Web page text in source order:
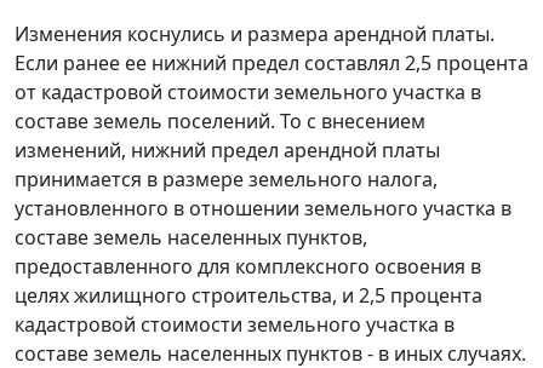
Изменения коснулись и размера арендной платы.
Если ранее ее нижний предел составлял 2,5 процента
от кадастровой стоимости земельного участка в
составе земель поселений. То с внесением
изменений, нижний предел арендной платы
принимается в размере земельного налога,
установленного в отношении земельного участка в
составе земель населенных пунктов,
предоставленного для комплексного освоения в
целях жилищного строительства, и 2,5 процента
кадастровой стоимости земельного участка в
составе земель населенных пунктов - в иных случаях.